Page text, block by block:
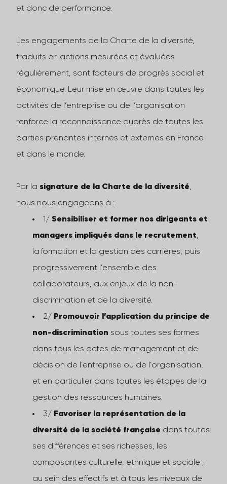
et donc de performance.
Les engagements de la Charte de la diversité,
traduits en actions mesurées et évaluées
régulièrement, sont facteurs de progrès social et
économique. Leur mise en œuvre dans toutes les
activités de l’entreprise ou de l’organisation
renforce la reconnaissance auprès de toutes les
parties prenantes internes et externes en France
et dans le monde.
Par la signature de la Charte de la diversité,
nous nous engageons à :
1/ Sensibiliser et former nos dirigeants et
managers impliqués dans le recrutement,
la formation et la gestion des carrières, puis
progressivement l’ensemble des
collaborateurs, aux enjeux de la non-
discrimination et de la diversité.
2/ Promouvoir l’application du principe de
non-discrimination sous toutes ses formes
dans tous les actes de management et de
décision de l’entreprise ou de l’organisation,
et en particulier dans toutes les étapes de la
gestion des ressources humaines.
3/ Favoriser la représentation de la
diversité de la société française dans toutes
ses différences et ses richesses, les
composantes culturelle, ethnique et sociale ;
au sein des effectifs et à tous les niveaux de